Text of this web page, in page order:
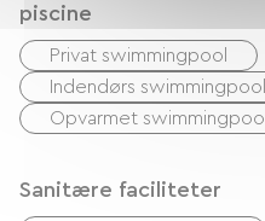
piscine
Privat swimmingpool
Indendørs swimmingpool
Opvarmet swimmingpool
Sanitære faciliteter